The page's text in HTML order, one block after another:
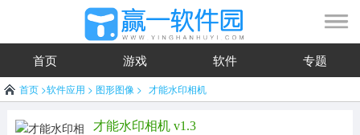
首页 游戏 软件 专题
首页 >软件应用 > 图形图像 > 才能水印相机
才能水印相机 v1.3